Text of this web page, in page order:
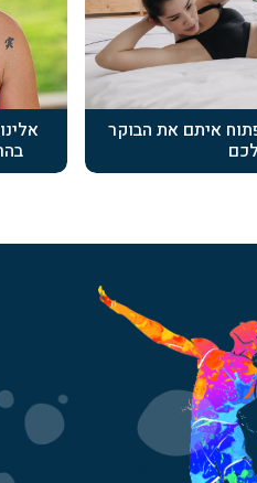
איתם את הבוקר
הרשמו לניוזלטר